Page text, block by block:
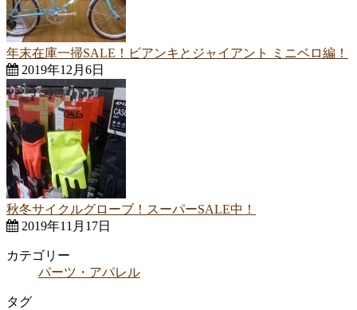
年末在庫一掃SALE！ビアンキとジャイアント ミニベロ編！
2019年12月6日
秋冬サイクルグローブ！スーパーSALE中！
2019年11月17日
カテゴリー
パーツ・アパレル
タグ